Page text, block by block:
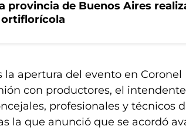
provincia de Buenos Aires
la apertura del evento en Coronel
con productores, el
profesionales y técnicos
la que anunció que se acordó